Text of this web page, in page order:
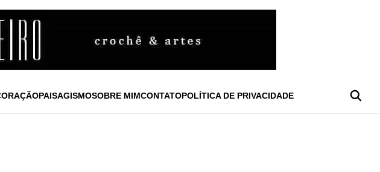
PAISAGISMOSOBRE MIMCONTATOPOLÍTICA DE PRIVACIDADE